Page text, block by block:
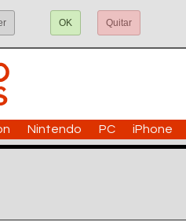
OK Quitar
Nintendo PC iPhone